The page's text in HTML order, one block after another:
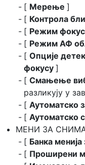
[ Мерење ]
[ Контрола
[ Режим
[ Режим АФ
[ Опције
фокусу ]
[ Смањење
разликују у
[ Аутоматско
[ Аутоматско
МЕНИ ЗА
[ Банка
[ Проширени